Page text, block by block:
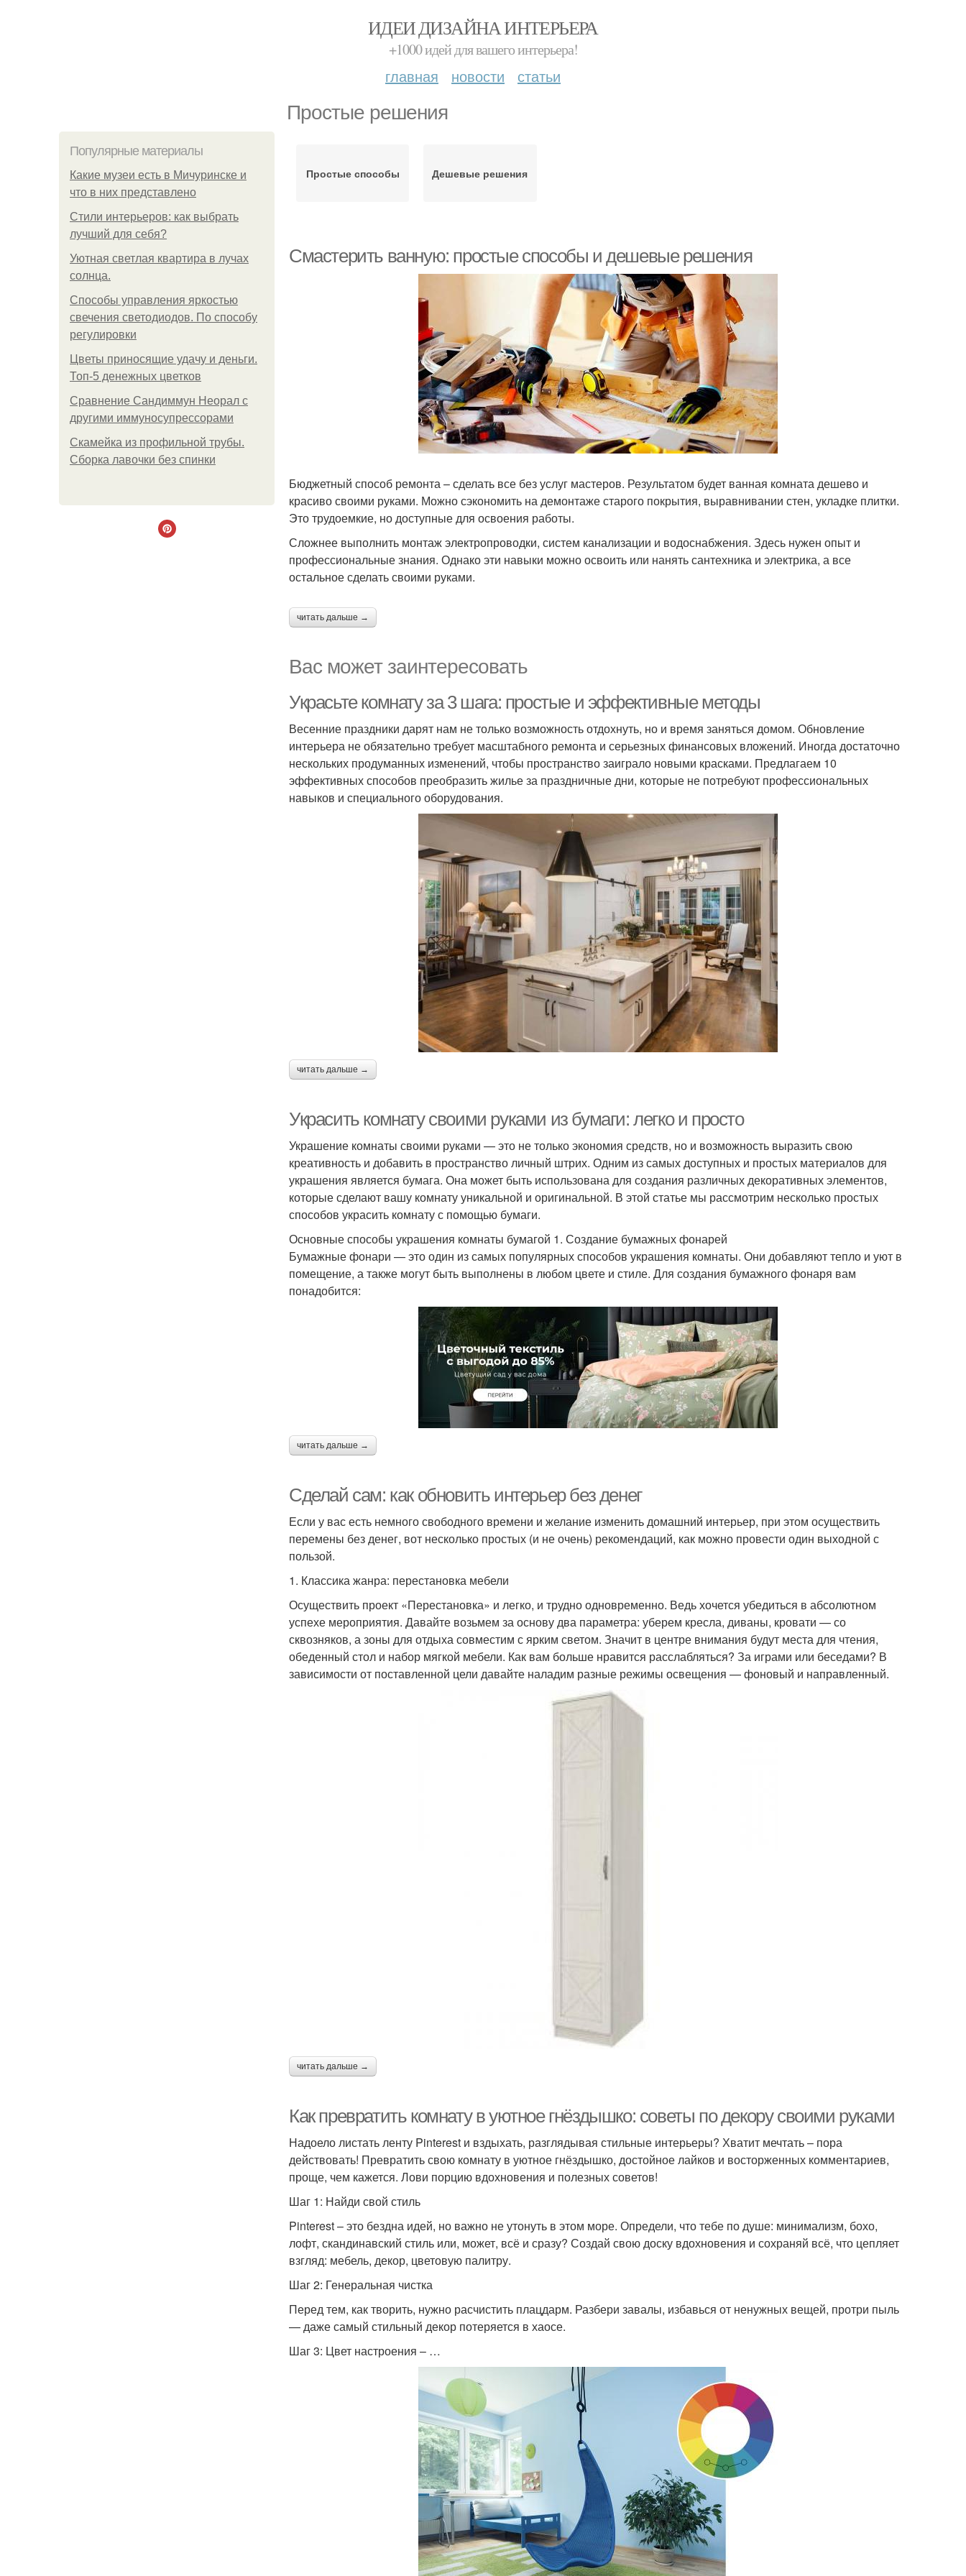
ИДЕИ ДИЗАЙНА ИНТЕРЬЕРА
+1000 идей для вашего интерьера!
главная новости статьи
Простые решения
Популярные материалы
Какие музеи есть в Мичуринске и
что в них представлено
Стили интерьеров: как выбрать
лучший для себя?
Уютная светлая квартира в лучах
солнца.
Способы управления яркостью
свечения светодиодов. По способу
регулировки
Цветы приносящие удачу и деньги.
Топ-5 денежных цветков
Сравнение Сандиммун Неорал с
другими иммуносупрессорами
Скамейка из профильной трубы.
Сборка лавочки без спинки
Простые способы Дешевые решения
Смастерить ванную: простые способы и дешевые решения
Бюджетный способ ремонта – сделать все без услуг мастеров. Результатом будет ванная комната дешево и
красиво своими руками. Можно сэкономить на демонтаже старого покрытия, выравнивании стен, укладке плитки.
Это трудоемкие, но доступные для освоения работы.
Сложнее выполнить монтаж электропроводки, систем канализации и водоснабжения. Здесь нужен опыт и
профессиональные знания. Однако эти навыки можно освоить или нанять сантехника и электрика, а все
остальное сделать своими руками.
читать дальше →
Вас может заинтересовать
Украсьте комнату за 3 шага: простые и эффективные методы
Весенние праздники дарят нам не только возможность отдохнуть, но и время заняться домом. Обновление
интерьера не обязательно требует масштабного ремонта и серьезных финансовых вложений. Иногда достаточно
нескольких продуманных изменений, чтобы пространство заиграло новыми красками. Предлагаем 10
эффективных способов преобразить жилье за праздничные дни, которые не потребуют профессиональных
навыков и специального оборудования.
читать дальше →
Украсить комнату своими руками из бумаги: легко и просто
Украшение комнаты своими руками — это не только экономия средств, но и возможность выразить свою
креативность и добавить в пространство личный штрих. Одним из самых доступных и простых материалов для
украшения является бумага. Она может быть использована для создания различных декоративных элементов,
которые сделают вашу комнату уникальной и оригинальной. В этой статье мы рассмотрим несколько простых
способов украсить комнату с помощью бумаги.
Основные способы украшения комнаты бумагой 1. Создание бумажных фонарей
Бумажные фонари — это один из самых популярных способов украшения комнаты. Они добавляют тепло и уют в
помещение, а также могут быть выполнены в любом цвете и стиле. Для создания бумажного фонаря вам
понадобится:
читать дальше →
Сделай сам: как обновить интерьер без денег
Если у вас есть немного свободного времени и желание изменить домашний интерьер, при этом осуществить
перемены без денег, вот несколько простых (и не очень) рекомендаций, как можно провести один выходной с
пользой.
1. Классика жанра: перестановка мебели
Осуществить проект «Перестановка» и легко, и трудно одновременно. Ведь хочется убедиться в абсолютном
успехе мероприятия. Давайте возьмем за основу два параметра: уберем кресла, диваны, кровати — со
сквозняков, а зоны для отдыха совместим с ярким светом. Значит в центре внимания будут места для чтения,
обеденный стол и набор мягкой мебели. Как вам больше нравится расслабляться? За играми или беседами? В
зависимости от поставленной цели давайте наладим разные режимы освещения — фоновый и направленный.
читать дальше →
Как превратить комнату в уютное гнёздышко: советы по декору своими руками
Надоело листать ленту Pinterest и вздыхать, разглядывая стильные интерьеры? Хватит мечтать – пора
действовать! Превратить свою комнату в уютное гнёздышко, достойное лайков и восторженных комментариев,
проще, чем кажется. Лови порцию вдохновения и полезных советов!
Шаг 1: Найди свой стиль
Pinterest – это бездна идей, но важно не утонуть в этом море. Определи, что тебе по душе: минимализм, бохо,
лофт, скандинавский стиль или, может, всё и сразу? Создай свою доску вдохновения и сохраняй всё, что цепляет
взгляд: мебель, декор, цветовую палитру.
Шаг 2: Генеральная чистка
Перед тем, как творить, нужно расчистить плацдарм. Разбери завалы, избавься от ненужных вещей, протри пыль
— даже самый стильный декор потеряется в хаосе.
Шаг 3: Цвет настроения – …